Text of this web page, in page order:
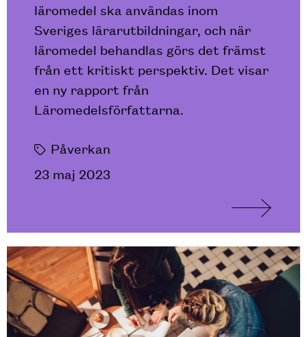
läromedel ska användas inom
Sveriges lärarutbildningar, och när
läromedel behandlas görs det främst
från ett kritiskt perspektiv. Det visar
en ny rapport från
Läromedelsförfattarna.
Påverkan
23 maj 2023